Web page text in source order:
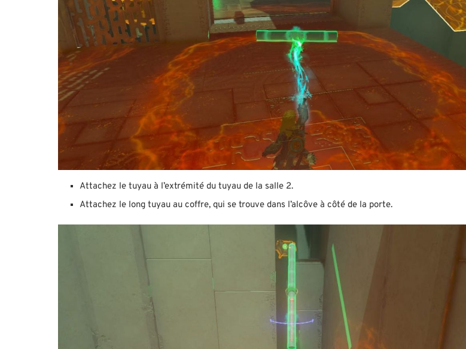
Attachez le tuyau à l’extrémité du tuyau de la salle 2.
Attachez le long tuyau au coffre, qui se trouve dans l’alcôve à côté de la porte.